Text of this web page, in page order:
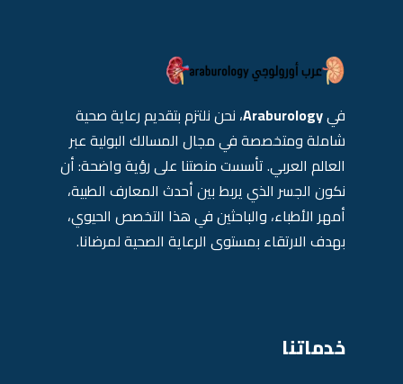
فيAraburology، نحن نلتزم بتقديم رعاية صحية
شاملة ومتخصصة في مجال المسالك البولية عبر
العالم العربي. تأسست منصتنا على رؤية واضحة: أن
نكون الجسر الذي يربط بين أحدث المعارف الطبية،
أمهر الأطباء، والباحثين في هذا التخصص الحيوي،
بهدف الارتقاء بمستوى الرعاية الصحية لمرضانا.
خدماتنا